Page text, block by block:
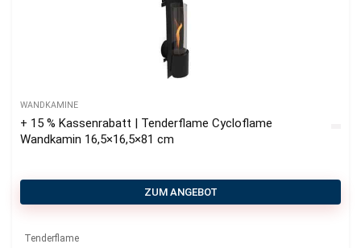
WANDKAMINE
+ 15 % Kassenrabatt | Tenderflame Cycloflame
Wandkamin 16,5×16,5×81 cm
ZUM ANGEBOT
Tenderflame